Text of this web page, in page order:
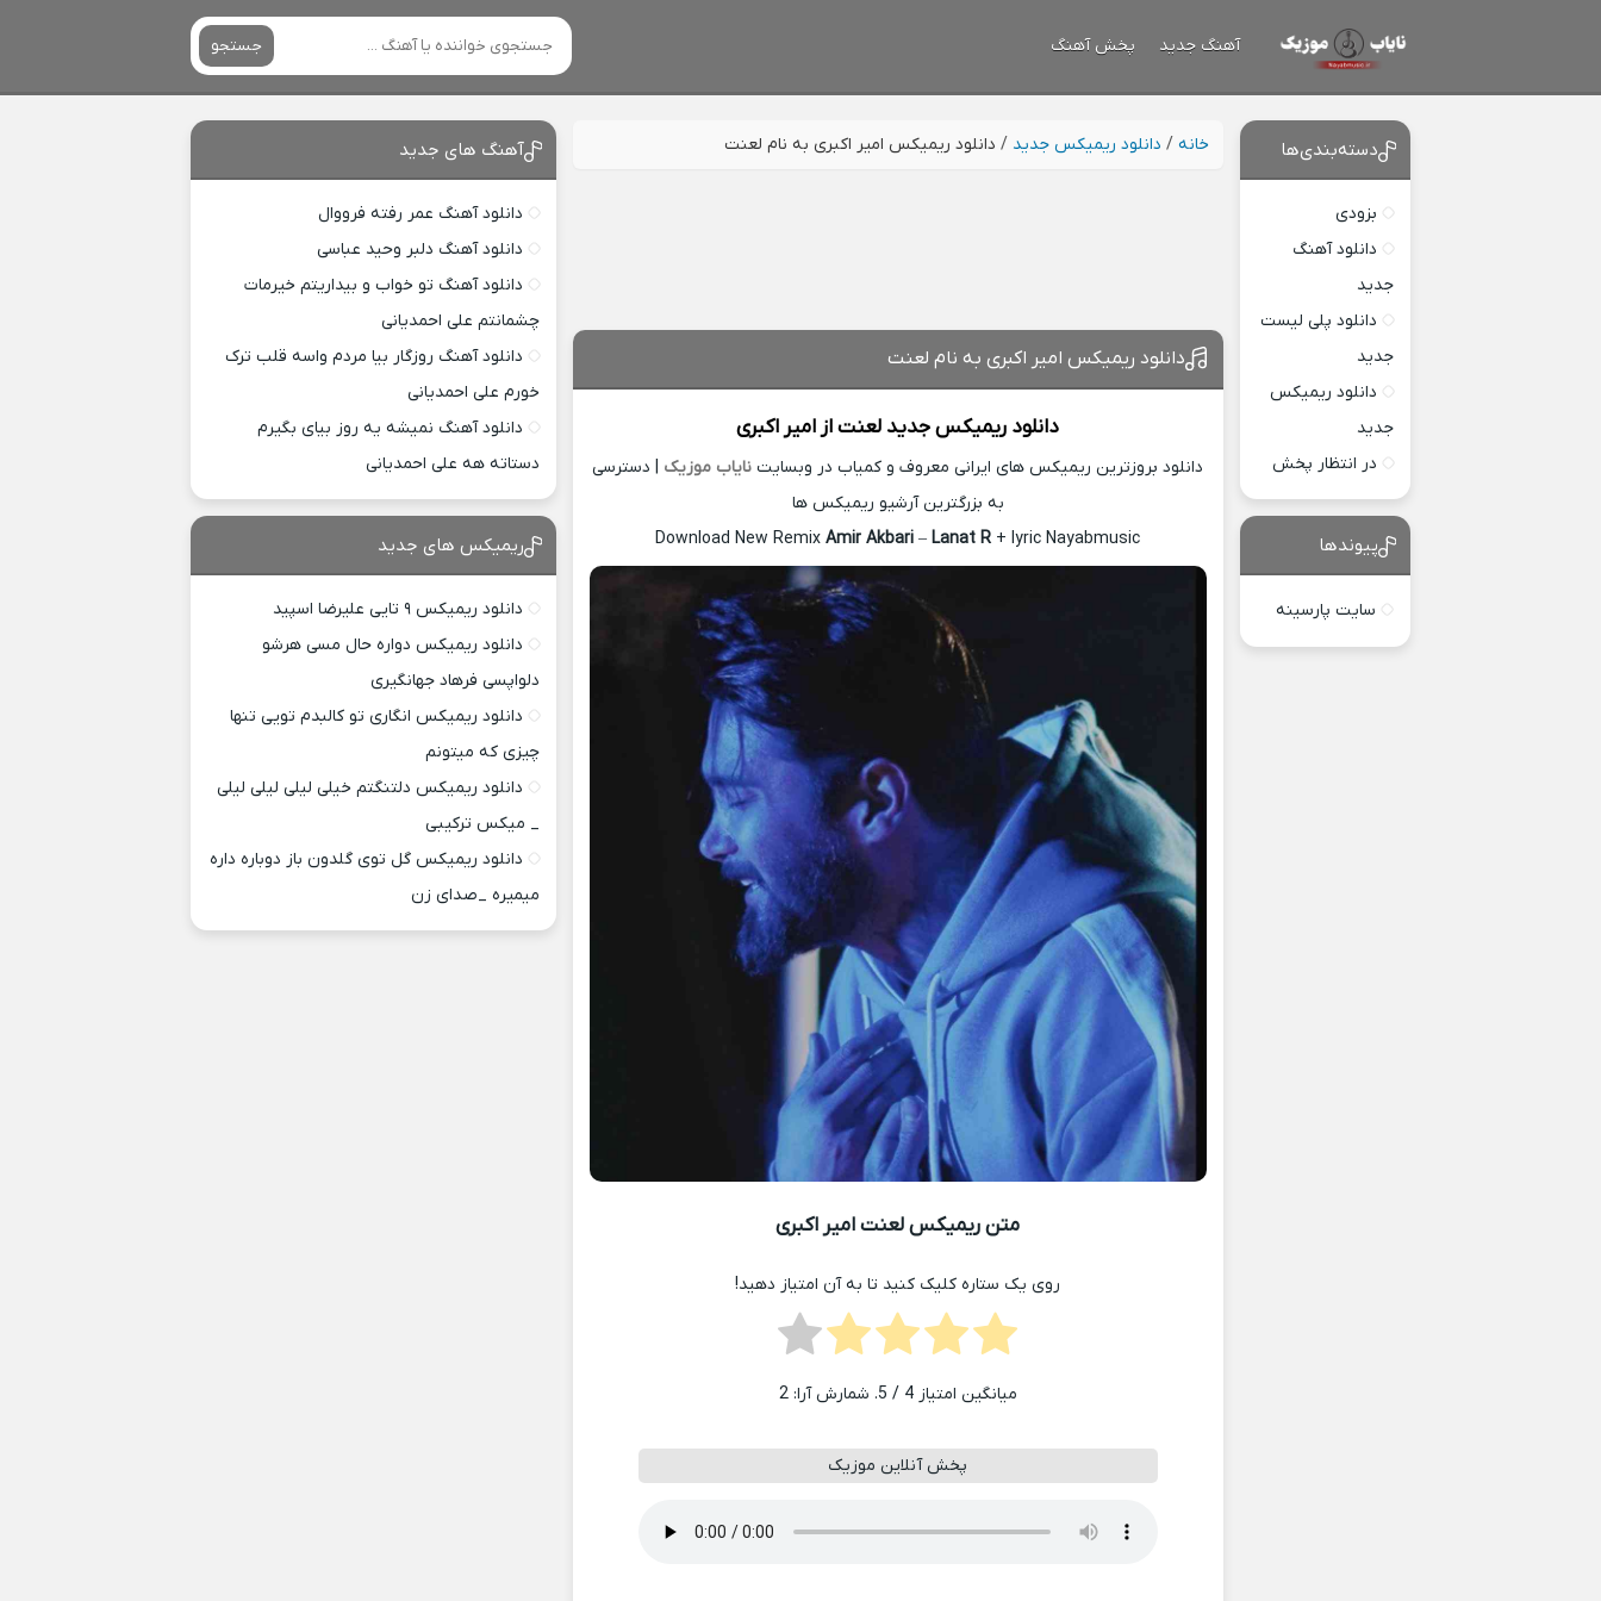
آهنگ جدید پخش آهنگ جستجو
خانه / دانلود ریمیکس جدید / دانلود ریمیکس امیر اکبری به نام لعنت
دانلود ریمیکس امیر اکبری به نام لعنت
دانلود ریمیکس جدید لعنت ازامیر اکبری
دانلود بروزترین ریمیکس های ایرانی معروف و کمیاب در وبسایت نایاب موزیک | دسترسی
به بزرگترین آرشیو ریمیکس ها
Download New RemixAmir Akbari –Lanat R + lyric Nayabmusic
متن ریمیکس لعنت امیر اکبری
روی یک ستاره کلیک کنید تا به آن امتیاز دهید!
میانگین امتیاز4 / 5. شمارش آرا: 2
پخش آنلاین موزیک
دسته‌بندی‌ها
بزودی
دانلود آهنگ
جدید
دانلود پلی لیست
جدید
دانلود ریمیکس
جدید
در انتظار پخش
پیوندها
سایت پارسینه
آهنگ های جدید
دانلود آهنگ عمر رفته فرووال
دانلود آهنگ دلبر وحید عباسی
دانلود آهنگ تو خواب و بیداریتم خیرمات
چشمانتم علی احمدیانی
دانلود آهنگ روزگار بیا مردم واسه قلب ترک
خورم علی احمدیانی
دانلود آهنگ نمیشه یه روز بیای بگیرم
دستاته هه علی احمدیانی
ریمیکس های جدید
دانلود ریمیکس ۹ تایی علیرضا اسپید
دانلود ریمیکس دواره حال مسی هرشو
دلواپسی فرهاد جهانگیری
دانلود ریمیکس انگاری تو کالبدم تویی تنها
چیزی که میتونم
دانلود ریمیکس دلتنگتم خیلی لیلی لیلی لیلی
_ میکس ترکیبی
دانلود ریمیکس گل توی گلدون باز دوباره داره
میمیره _صدای زن